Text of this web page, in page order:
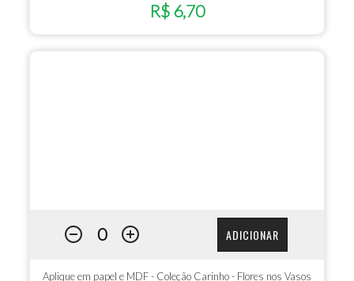
R$ 6,70
ADICIONAR
Aplique em papel e MDF - Coleção Carinho - Flores nos Vasos